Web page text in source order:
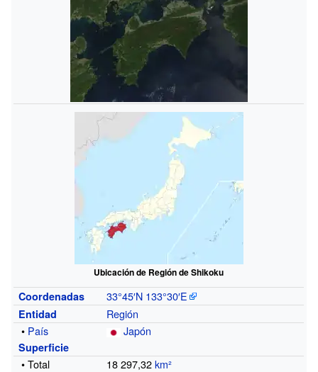
Ubicación de Región de Shikoku
Coordenadas 33°45′N 133°30′E
Entidad
Región
• País Japón
Superficie
• Total 18 297,32 km²